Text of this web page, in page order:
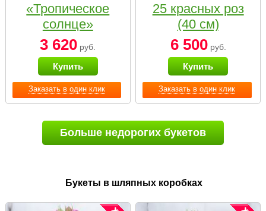
Заказать в один клик
«Тропическое
солнце»
3 620 руб.
Купить
Заказать в один клик
25 красных роз
(40 см)
6 500руб.
Купить
Больше недорогих букетов
Букеты в шляпных коробках